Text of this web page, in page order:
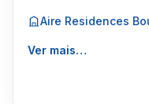
Aire Residences
Ver mais…